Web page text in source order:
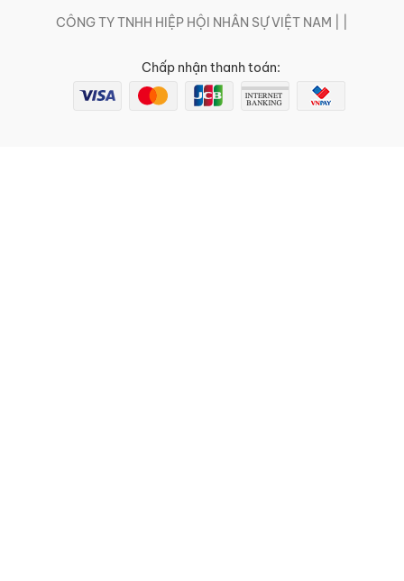
CÔNG TY TNHH HIỆP HỘI NHÂN SỰ VIỆT NAM | |
Chấp nhận thanh toán: